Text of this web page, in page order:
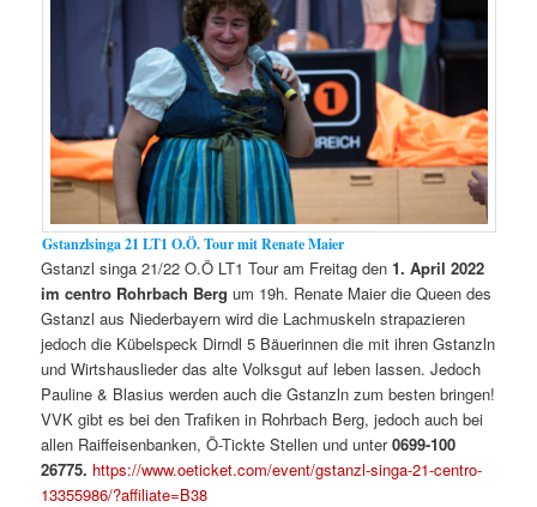
Gstanzlsinga 21 LT1 O.Ö. Tour mit Renate Maier
Gstanzl singa 21/22 O.Ö LT1 Tour am Freitag den1. April 2022
im centro Rohrbach Bergum 19h. Renate Maier die Queen des
Gstanzl aus Niederbayern wird die Lachmuskeln strapazieren
jedoch die Kübelspeck Dirndl 5 Bäuerinnen die mit ihren Gstanzln
und Wirtshauslieder das alte Volksgut auf leben lassen. Jedoch
Pauline & Blasius werden auch die Gstanzln zum besten bringen!
VVK gibt es bei den Trafiken in Rohrbach Berg, jedoch auch bei
allen Raiffeisenbanken, Ö-Tickte Stellen und unter0699-100
26775. https://www.oeticket.com/event/gstanzl-singa-21-centro-
13355986/?affiliate=B38